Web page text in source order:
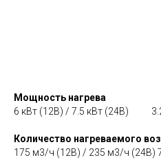
Мощность нагрева
6 кВт (12В) / 7.5 кВт (24В)
Количество нагреваемого
175 м3/ч (12В) / 235 м3/ч (24В)